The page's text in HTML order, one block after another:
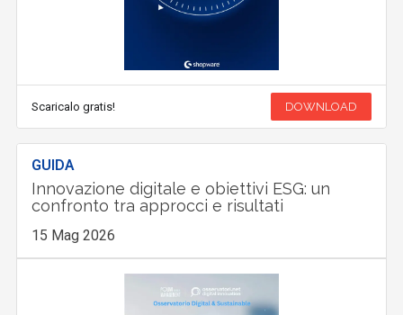
Scaricalo gratis! DOWNLOAD
GUIDA
Innovazione digitale e obiettivi ESG: un
confronto tra approcci e risultati
15 Mag 2026